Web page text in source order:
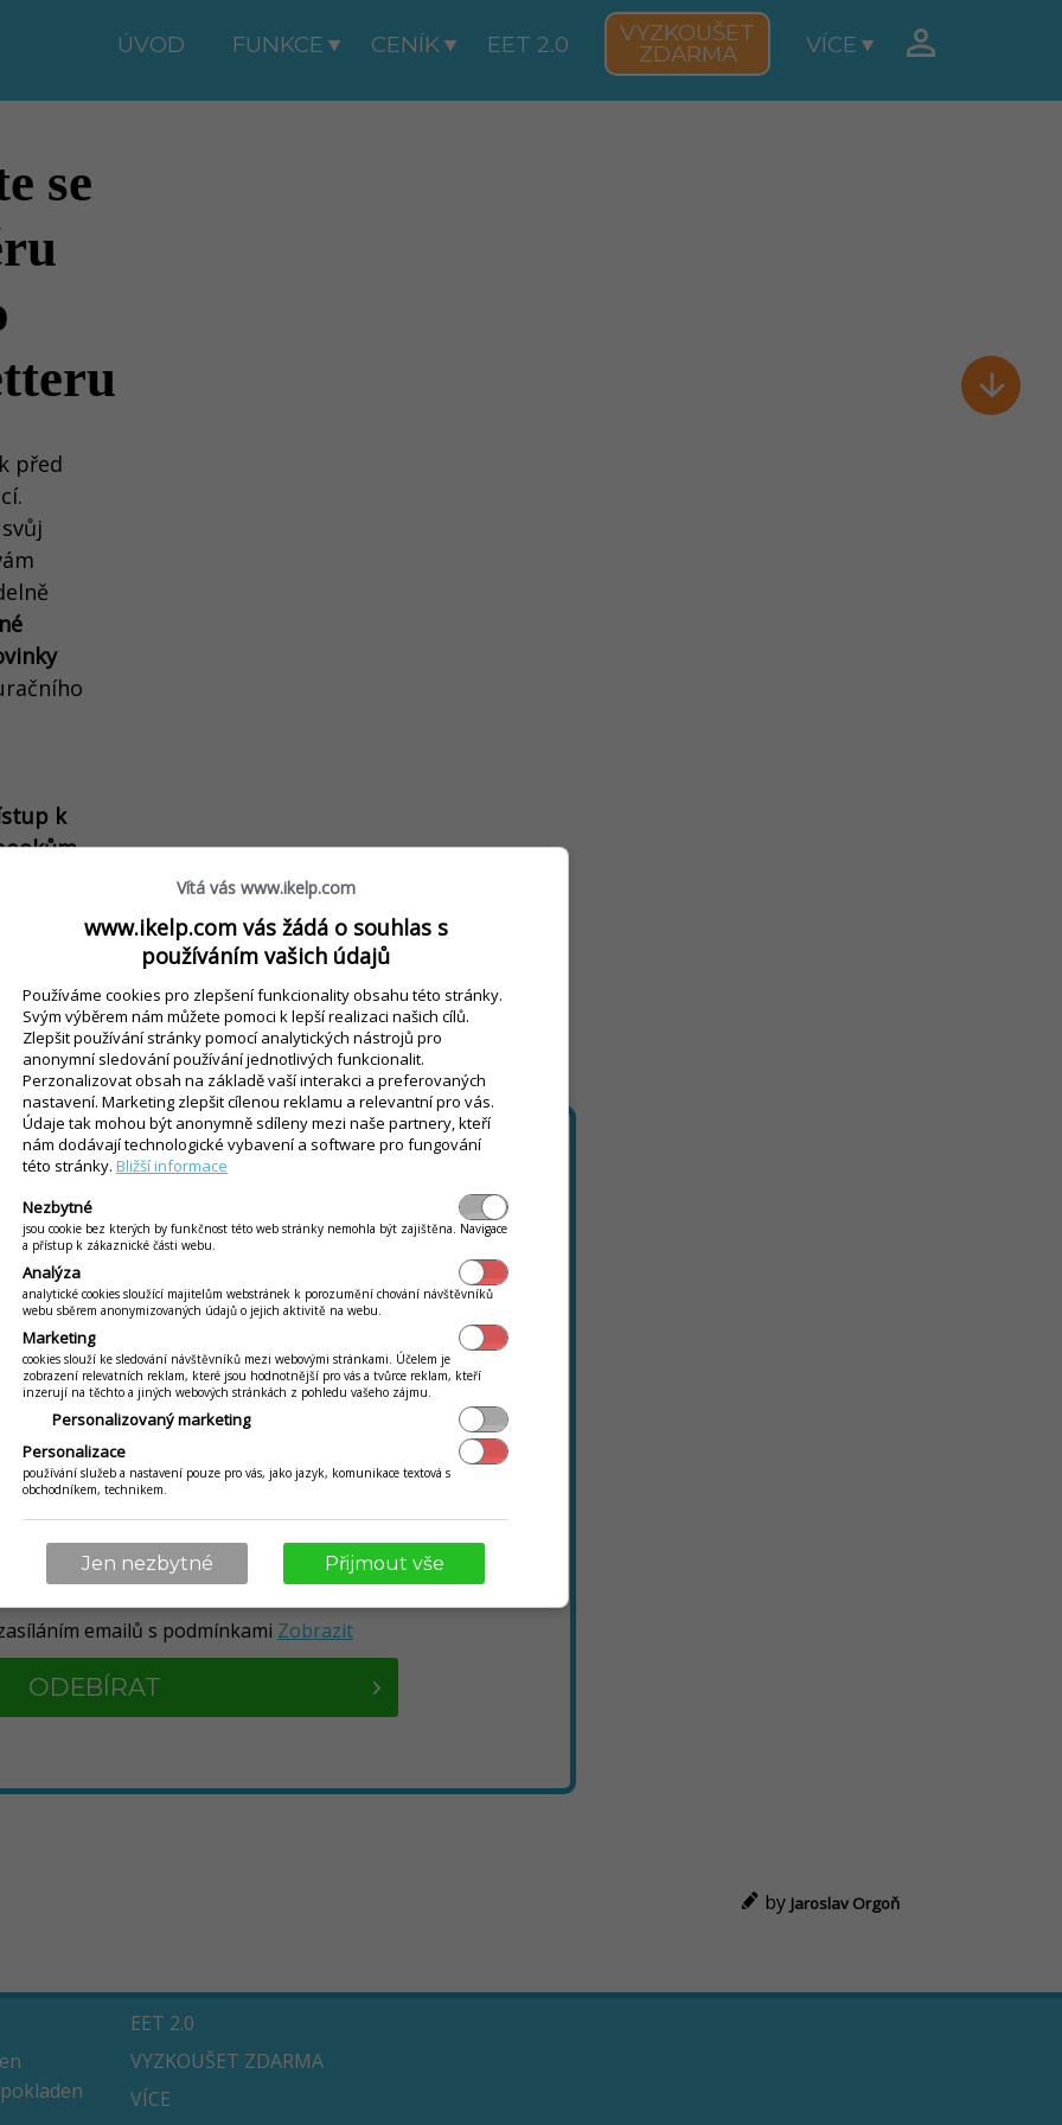
ÚVOD FUNKCE CENÍK EET 2.0 VYZKOUŠET
ZDARMA VÍCE


se
před
k
níže.
iKelp Newsletter
hodnotný dárek navíc:
systém a jeho funkcionality
přímo do vašeho emailu NOVINKY,
RADY ZE SVĚTA RESTAURACÍ
emailů s podmínkami Zobrazit
ODEBÍRAT
by Jaroslav Orgoň
EET 2.0
VYZKOUŠET ZDARMA
VÍCE
Vítá vás www.ikelp.com
www.ikelp.com vás žádá o souhlas s
používáním vašich údajů
Používáme cookies pro zlepšení funkcionality obsahu této stránky.
Svým výběrem nám můžete pomoci k lepší realizaci našich cílů.
Zlepšit používání stránky pomocí analytických nástrojů pro
anonymní sledování používání jednotlivých funkcionalit.
Perzonalizovat obsah na základě vaší interakci a preferovaných
nastavení. Marketing zlepšit cílenou reklamu a relevantní pro vás.
Údaje tak mohou být anonymně sdíleny mezi naše partnery, kteří
nám dodávají technologické vybavení a software pro fungování
této stránky. Bližší informace
Nezbytné
jsou cookie bez kterých by funkčnost této web stránky nemohla být zajištěna. Navigace
a přístup k zákaznické části webu.
Analýza
analytické cookies sloužící majitelům webstránek k porozumění chování návštěvníků
webu sběrem anonymizovaných údajů o jejich aktivitě na webu.
Marketing
cookies slouží ke sledování návštěvníků mezi webovými stránkami. Účelem je
zobrazení relevatních reklam, které jsou hodnotnější pro vás a tvůrce reklam, kteří
inzerují na těchto a jiných webových stránkách z pohledu vašeho zájmu.
Personalizovaný marketing
Personalizace
používání služeb a nastavení pouze pro vás, jako jazyk, komunikace textová s
obchodníkem, technikem.
Jen nezbytné Přijmout vše